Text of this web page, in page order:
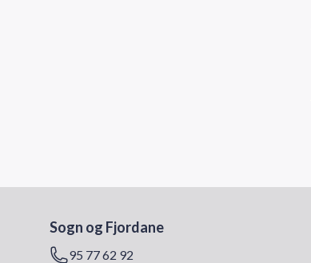
Sogn og Fjordane
95 77 62 92